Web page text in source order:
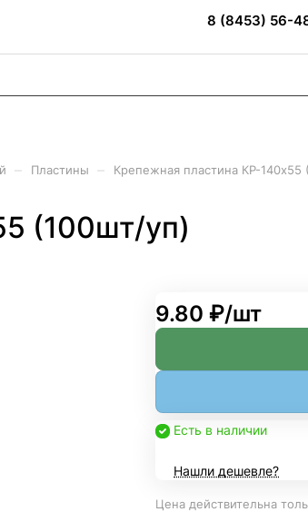
8 (8453) 56-
Пластины Крепежная пластина КР-140х55
(100шт/уп)
9.80 ₽/шт
Есть в наличии
Нашли дешевле?
Цена действительна